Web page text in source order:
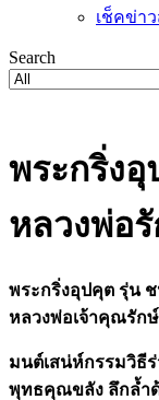
เช็คข่า
Search
พระกริ่ง
หลวงพ่อ
พระกริ่งอุปคุต รุ่น
หลวงพ่อเจ้าคุณรัก
มนต์เสน่ห์กรรมวิธี
พุทธคุณขลัง ลึกล้ำ